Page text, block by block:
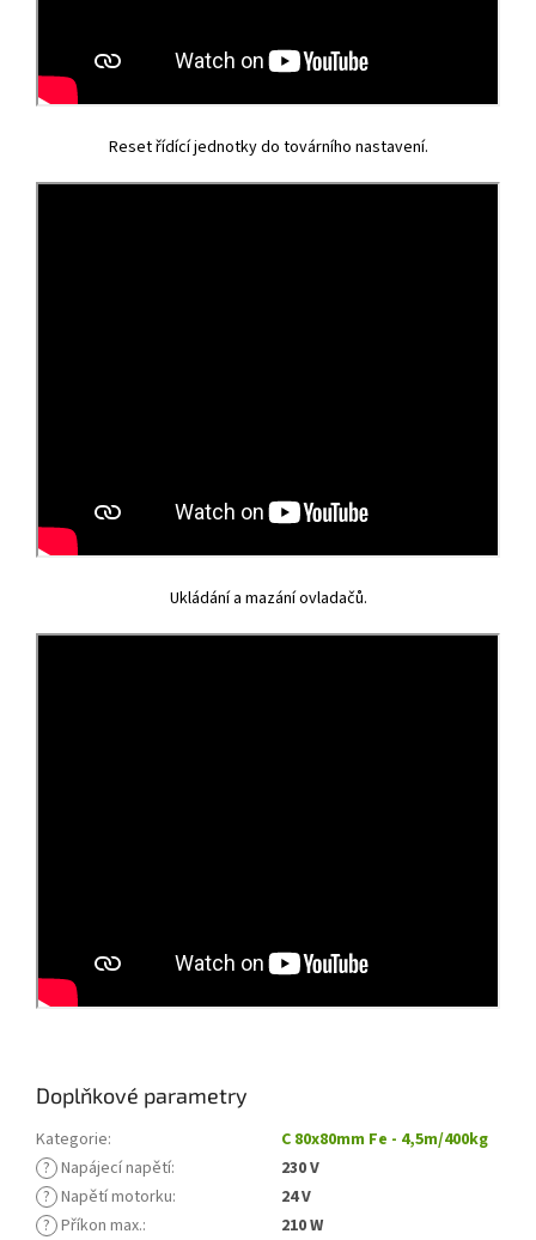
Reset řídící jednotky do továrního nastavení.
Ukládání a mazání ovladačů.
Doplňkové parametry
Kategorie:
C 80x80mm Fe - 4,5m/400kg
? Napájecí napětí:
230 V
? Napětí motorku:
24 V
? Příkon max.:
210 W